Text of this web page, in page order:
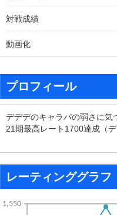
対戦成績
動画化
プロフィール
デデデのキャラパの弱さに気
21期最高レート1700達成（デ
レーティンググラフ